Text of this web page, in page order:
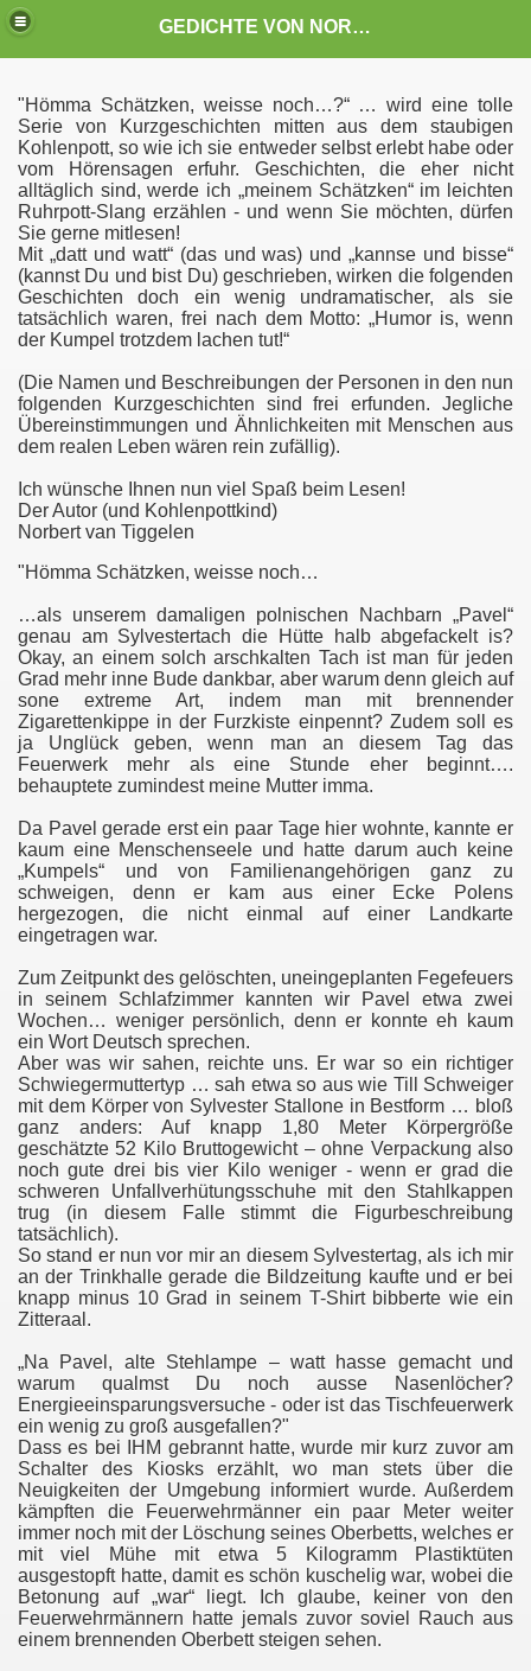
GEDICHTE VON NORBERT VAN TIGGELEN
"Hömma Schätzken, weisse noch…?“ … wird eine tolle
Serie von Kurzgeschichten mitten aus dem staubigen
Kohlenpott, so wie ich sie entweder selbst erlebt habe oder
vom Hörensagen erfuhr. Geschichten, die eher nicht
alltäglich sind, werde ich „meinem Schätzken“ im leichten
Ruhrpott-Slang erzählen - und wenn Sie möchten, dürfen
Sie gerne mitlesen!
Mit „datt und watt“ (das und was) und „kannse und bisse“
(kannst Du und bist Du) geschrieben, wirken die folgenden
Geschichten doch ein wenig undramatischer, als sie
tatsächlich waren, frei nach dem Motto: „Humor is, wenn
der Kumpel trotzdem lachen tut!“
(Die Namen und Beschreibungen der Personen in den nun
folgenden Kurzgeschichten sind frei erfunden. Jegliche
Übereinstimmungen und Ähnlichkeiten mit Menschen aus
dem realen Leben wären rein zufällig).
Ich wünsche Ihnen nun viel Spaß beim Lesen!
Der Autor (und Kohlenpottkind)
Norbert van Tiggelen
"Hömma Schätzken, weisse noch…
…als unserem damaligen polnischen Nachbarn „Pavel“
genau am Sylvestertach die Hütte halb abgefackelt is?
Okay, an einem solch arschkalten Tach ist man für jeden
Grad mehr inne Bude dankbar, aber warum denn gleich auf
sone extreme Art, indem man mit brennender
Zigarettenkippe in der Furzkiste einpennt? Zudem soll es
ja Unglück geben, wenn man an diesem Tag das
Feuerwerk mehr als eine Stunde eher beginnt….
behauptete zumindest meine Mutter imma.
Da Pavel gerade erst ein paar Tage hier wohnte, kannte er
kaum eine Menschenseele und hatte darum auch keine
„Kumpels“ und von Familienangehörigen ganz zu
schweigen, denn er kam aus einer Ecke Polens
hergezogen, die nicht einmal auf einer Landkarte
eingetragen war.
Zum Zeitpunkt des gelöschten, uneingeplanten Fegefeuers
in seinem Schlafzimmer kannten wir Pavel etwa zwei
Wochen… weniger persönlich, denn er konnte eh kaum
ein Wort Deutsch sprechen.
Aber was wir sahen, reichte uns. Er war so ein richtiger
Schwiegermuttertyp … sah etwa so aus wie Till Schweiger
mit dem Körper von Sylvester Stallone in Bestform … bloß
ganz anders: Auf knapp 1,80 Meter Körpergröße
geschätzte 52 Kilo Bruttogewicht – ohne Verpackung also
noch gute drei bis vier Kilo weniger - wenn er grad die
schweren Unfallverhütungsschuhe mit den Stahlkappen
trug (in diesem Falle stimmt die Figurbeschreibung
tatsächlich).
So stand er nun vor mir an diesem Sylvestertag, als ich mir
an der Trinkhalle gerade die Bildzeitung kaufte und er bei
knapp minus 10 Grad in seinem T-Shirt bibberte wie ein
Zitteraal.
„Na Pavel, alte Stehlampe – watt hasse gemacht und
warum qualmst Du noch ausse Nasenlöcher?
Energieeinsparungsversuche - oder ist das Tischfeuerwerk
ein wenig zu groß ausgefallen?"
Dass es bei IHM gebrannt hatte, wurde mir kurz zuvor am
Schalter des Kiosks erzählt, wo man stets über die
Neuigkeiten der Umgebung informiert wurde. Außerdem
kämpften die Feuerwehrmänner ein paar Meter weiter
immer noch mit der Löschung seines Oberbetts, welches er
mit viel Mühe mit etwa 5 Kilogramm Plastiktüten
ausgestopft hatte, damit es schön kuschelig war, wobei die
Betonung auf „war“ liegt. Ich glaube, keiner von den
Feuerwehrmännern hatte jemals zuvor soviel Rauch aus
einem brennenden Oberbett steigen sehen.